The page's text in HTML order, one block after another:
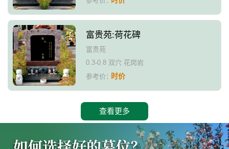
富贵苑:荷花碑
富贵苑
0.3-0.8 双穴 花岗岩
参考价：时价
查看更多